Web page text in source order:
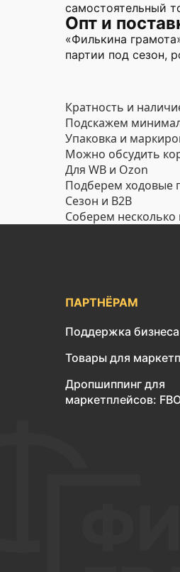
самостоятельный
Опт и
«Филькина
партии под сезон,
Кратность и
Подскажем
Упаковка и
Можно обсудить
Для WB и Ozon
Подберем ходовые
Сезон и B2B
Соберем несколько
ПАРТНЁРАМ
Поддержка бизнеса
Товары для
Дропшиппинг для
маркетплейсов: